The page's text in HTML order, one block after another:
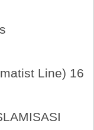
Line) 16